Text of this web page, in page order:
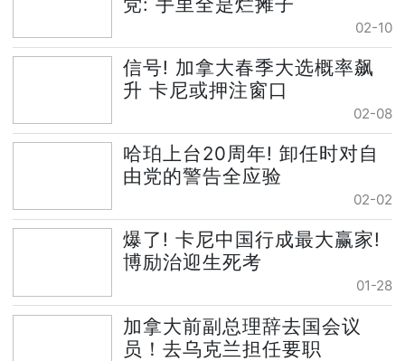
02-10
信号! 加拿大春季大选概率飙
升 卡尼或押注窗口
02-08
哈珀上台20周年! 卸任时对自
由党的警告全应验
02-02
爆了! 卡尼中国行成最大赢家!
博励治迎生死考
01-28
加拿大前副总理辞去国会议
员！去乌克兰担任要职